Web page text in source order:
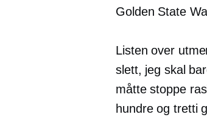
Golden State
Listen over
slett, jeg skal
måtte stoppe
hundre og tretti